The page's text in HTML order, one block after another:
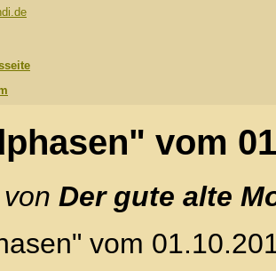
vom
Der gute alte
vom